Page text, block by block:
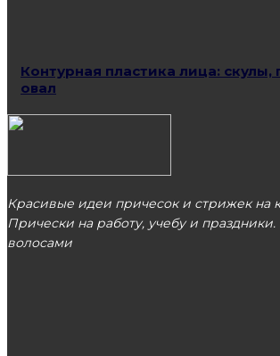
Контурная пластика лица:
овал
Красивые идеи причесок и стрижек на
Прически на работу, учебу и праздники.
волосами